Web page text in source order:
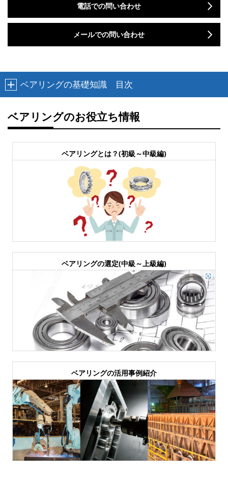
電話での問い合わせ
メールでの問い合わせ
ベアリングの基礎知識 目次
ベアリングのお役立ち情報
ベアリングとは？(初級～中級編)
ベアリングの選定(中級～上級編)
ベアリングの活用事例紹介